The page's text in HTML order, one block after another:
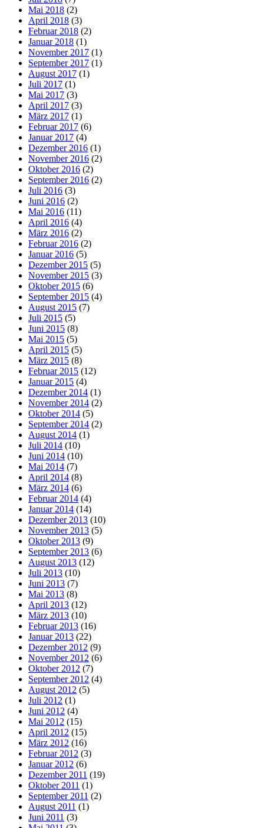
Mai 2018 (2)
April 2018 (3)
Februar 2018 (2)
Januar 2018 (1)
November 2017 (1)
September 2017 (1)
August 2017 (1)
Juli 2017 (1)
Mai 2017 (3)
April 2017 (3)
März 2017 (1)
Februar 2017 (6)
Januar 2017 (4)
Dezember 2016 (1)
November 2016 (2)
Oktober 2016 (2)
September 2016 (2)
Juli 2016 (3)
Juni 2016 (2)
Mai 2016 (11)
April 2016 (4)
März 2016 (2)
Februar 2016 (2)
Januar 2016 (5)
Dezember 2015 (5)
November 2015 (3)
Oktober 2015 (6)
September 2015 (4)
August 2015 (7)
Juli 2015 (5)
Juni 2015 (8)
Mai 2015 (5)
April 2015 (5)
März 2015 (8)
Februar 2015 (12)
Januar 2015 (4)
Dezember 2014 (1)
November 2014 (2)
Oktober 2014 (5)
September 2014 (2)
August 2014 (1)
Juli 2014 (10)
Juni 2014 (10)
Mai 2014 (7)
April 2014 (8)
März 2014 (6)
Februar 2014 (4)
Januar 2014 (14)
Dezember 2013 (10)
November 2013 (5)
Oktober 2013 (9)
September 2013 (6)
August 2013 (12)
Juli 2013 (10)
Juni 2013 (7)
Mai 2013 (8)
April 2013 (12)
März 2013 (10)
Februar 2013 (16)
Januar 2013 (22)
Dezember 2012 (9)
November 2012 (6)
Oktober 2012 (7)
September 2012 (4)
August 2012 (5)
Juli 2012 (1)
Juni 2012 (4)
Mai 2012 (15)
April 2012 (15)
März 2012 (16)
Februar 2012 (3)
Januar 2012 (6)
Dezember 2011 (19)
Oktober 2011 (1)
September 2011 (2)
August 2011 (1)
Juni 2011 (3)